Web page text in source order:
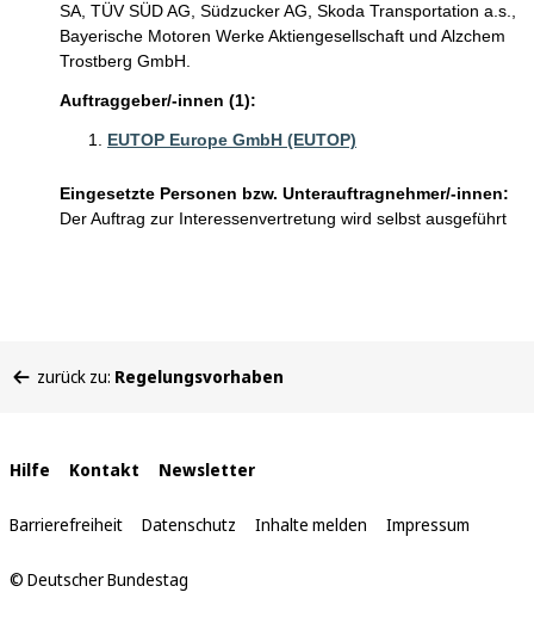
SA, TÜV SÜD AG, Südzucker AG, Skoda Transportation a.s.,
Bayerische Motoren Werke Aktiengesellschaft und Alzchem
Trostberg GmbH.
Auftraggeber/-innen (1):
EUTOP Europe GmbH (EUTOP)
Eingesetzte Personen bzw. Unterauftragnehmer/-innen:
Der Auftrag zur Interessenvertretung wird selbst ausgeführt
befinden
zurück zu: Regelungsvorhaben
Interne
Links
Hilfe Kontakt Newsletter
Barrierefreiheit Datenschutz Inhalte melden Impressum
© Deutscher Bundestag